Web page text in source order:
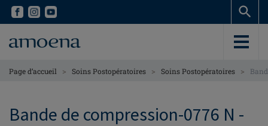
Skip
content
Skip
content
Page d’accueil > Soins Postopératoires > Soins Postopératoires >
Bande de compression-0776 N -